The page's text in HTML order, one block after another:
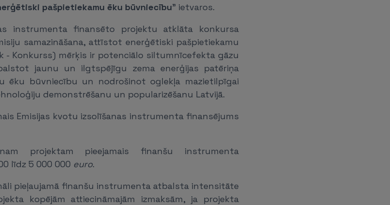
pašpietiekamu ēku būvniecību" ietvaros.
instrumenta finansēto projektu atklāta konkursa
samazināšana, attīstot enerģētiski pašpietiekamu
- Konkurss) mērķis ir potenciālo siltumnīcefekta gāzu
jaunu un ilgtspējīgu zema enerģijas patēriņa
ēku būvniecību un nodrošinot oglekļa mazietilpīgai
demonstrēšanu un popularizēšanu Latvijā.
Emisijas kvotu izsolīšanas instrumenta finansējums
projektam pieejamais finanšu instrumenta
līdz 5 000 000 euro.
pieļaujamā finanšu instrumenta atbalsta intensitāte
kopējām attiecināmajām izmaksām, ja projekta